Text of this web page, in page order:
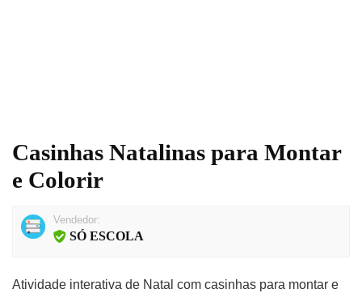
Casinhas Natalinas para Montar
e Colorir
Vendedor:
SÓ ESCOLA
Atividade interativa de Natal com casinhas para montar e